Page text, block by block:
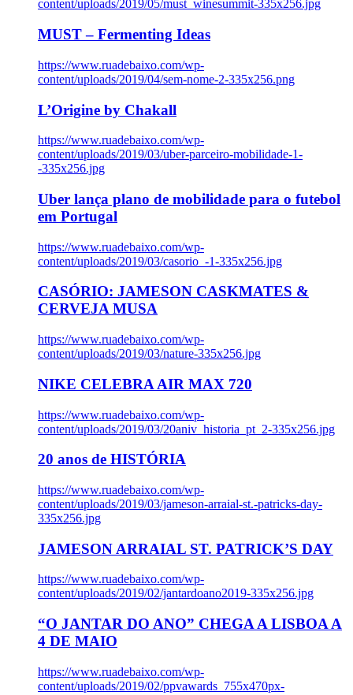
content/uploads/2019/05/must_winesummit-335x256.jpg
MUST – Fermenting Ideas
https://www.ruadebaixo.com/wp-
content/uploads/2019/04/sem-nome-2-335x256.png
L’Origine by Chakall
https://www.ruadebaixo.com/wp-
content/uploads/2019/03/uber-parceiro-mobilidade-1-
-335x256.jpg
Uber lança plano de mobilidade para o futebol
em Portugal
https://www.ruadebaixo.com/wp-
content/uploads/2019/03/casorio_-1-335x256.jpg
CASÓRIO: JAMESON CASKMATES &
CERVEJA MUSA
https://www.ruadebaixo.com/wp-
content/uploads/2019/03/nature-335x256.jpg
NIKE CELEBRA AIR MAX 720
https://www.ruadebaixo.com/wp-
content/uploads/2019/03/20aniv_historia_pt_2-335x256.jpg
20 anos de HISTÓRIA
https://www.ruadebaixo.com/wp-
content/uploads/2019/03/jameson-arraial-st.-patricks-day-
335x256.jpg
JAMESON ARRAIAL ST. PATRICK’S DAY
https://www.ruadebaixo.com/wp-
content/uploads/2019/02/jantardoano2019-335x256.jpg
“O JANTAR DO ANO” CHEGA A LISBOA A
4 DE MAIO
https://www.ruadebaixo.com/wp-
content/uploads/2019/02/ppvawards_755x470px-